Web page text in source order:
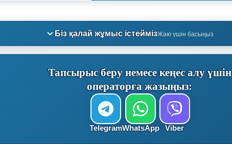
Біз қалай жұмыс істеймізЖаю үшін басыңыз
Тапсырыс беру немесе кеңес алу үшін
операторға жазыңыз:
TelegramWhatsApp Viber